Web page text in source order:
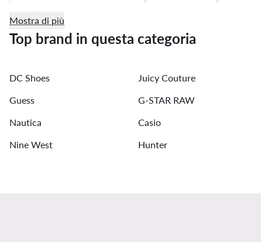
Cappello Ralph Lauren Capellini Quiksilver uomo
Mostra di più
Top brand in questa categoria
DC Shoes Juicy Couture
Guess
G-STAR RAW
Nautica
Casio
Nine West
Hunter